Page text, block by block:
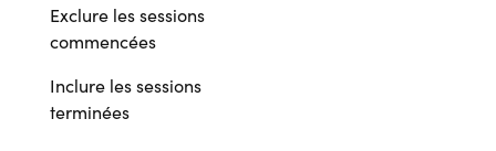
Exclure les sessions
commencées
Inclure les sessions
terminées